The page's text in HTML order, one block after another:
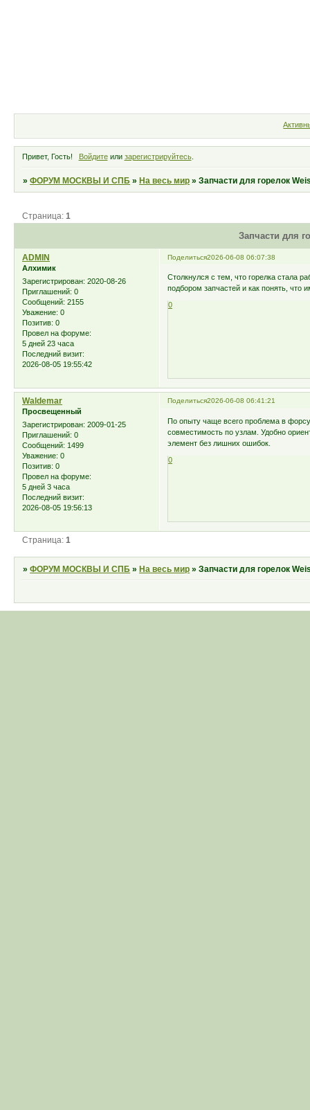
Привет, Гость! Войдитеили зарегистрируйтесь.
»ФОРУМ МОСКВЫ И СПБ »На весь мир »Запчасти для горелок
Запчасти для
Страница:1
Поделиться2026-06-08 06:07:38
ADMIN
Алхимик
Зарегистрирован: 2020-08-26
Приглашений: 0
Сообщений: 2155
Уважение: 0
Позитив: 0
Провел на форуме:
5 дней 23 часа
Последний визит:
2026-08-05 19:55:42
Столкнулся с тем, что горелка стала
подбором запчастей и как понять, что
0
Поделиться2026-06-08 06:41:21
Waldemar
Просвещенный
Зарегистрирован: 2009-01-25
Приглашений: 0
Сообщений: 1499
Уважение: 0
Позитив: 0
Провел на форуме:
5 дней 3 часа
Последний визит:
2026-08-05 19:56:13
По опыту чаще всего проблема в
совместимость по узлам. Удобно
элемент без лишних ошибок.
0
Страница:1
»ФОРУМ МОСКВЫ И СПБ » На весь мир »Запчасти для горелок